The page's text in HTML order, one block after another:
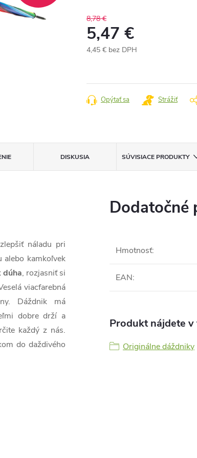
8,78 €
5,47 €
4,45 € bez DPH
Opýtať sa Strážiť
DISKUSIA SÚVISIACE PRODUKTY
náladu pri
alebo kamkoľvek
dúha, rozjasniť si
viacfarebná
Dáždnik má
dobre drží a
každý z nás.
do daždivého
Dodatočné
Hmotnosť:
EAN:
Produkt nájdete
Originálne dáždniky